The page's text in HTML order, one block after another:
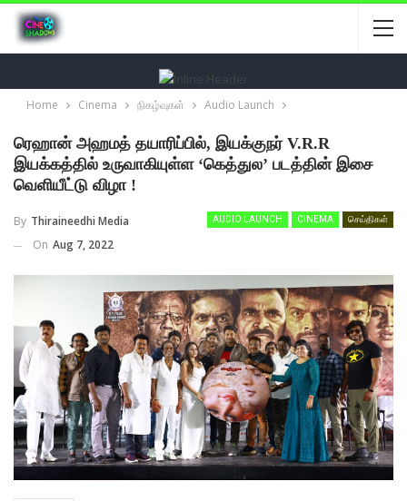
Home Cinema நிகழ்வுகள் Audio Launch
ரெஹான் அஹமத் தயாரிப்பில், இயக்குநர் V.R.R
இயக்கத்தில் உருவாகியுள்ள ‘கெத்துல’ படத்தின் இசை
வெளியீட்டு விழா !
AUDIO LAUNCH CINEMA செய்திகள்
By Thiraineedhi Media
On Aug 7, 2022